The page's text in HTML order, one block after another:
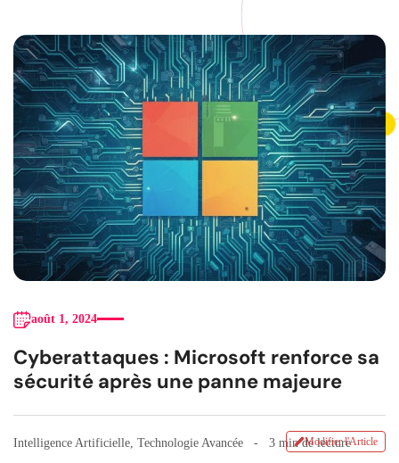
août 1, 2024
Cyberattaques : Microsoft renforce sa
sécurité après une panne majeure
Intelligence Artificielle Technologie Avancée 3 min de lecture
Modifier l'Article